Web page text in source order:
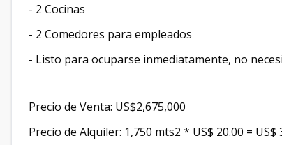
- 2 Cocinas
- 2 Comedores para empleados
- Listo para ocuparse inmediatamente, no
Precio de Venta: US$2,675,000
Precio de Alquiler: 1,750 mts2 * US$ 20.00 = US$